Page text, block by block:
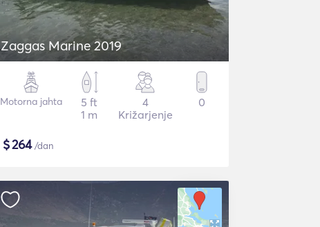
Zaggas Marine 2019
Motorna jahta
5 ft
1 m
4
Križarjenje
0
$264/dan